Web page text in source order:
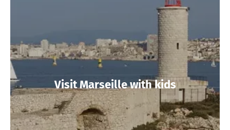
Visit Marseille with kids